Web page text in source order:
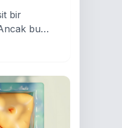
bir
bu
olabilir.